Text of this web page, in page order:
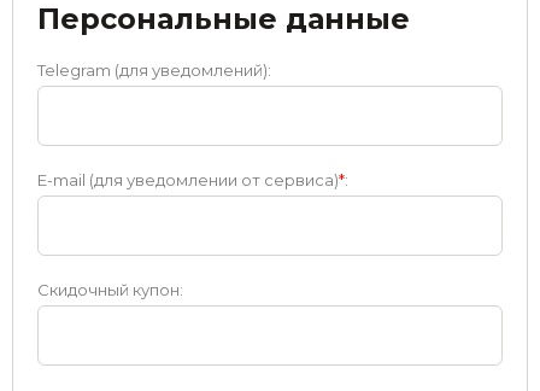
Персональные данные
Telegram (для уведомлений):
E-mail (для уведомлении от сервиса)*:
Скидочный купон: